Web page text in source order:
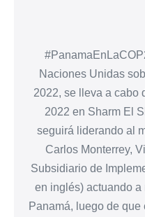
Naciones Unidas
2022, se lleva a cabo
2022 en Sharm El
seguirá liderando al
Carlos Monterrey,
Subsidiario de
en inglés) actuando
Panamá, luego de